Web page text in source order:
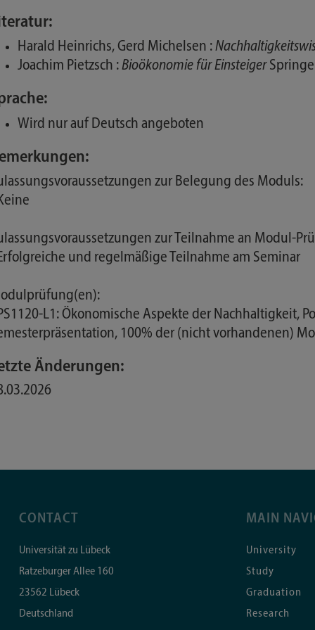
Harald Heinrichs, Gerd Michelsen :
Joachim Pietzsch :Bioökonomie für Einsteiger
Wird nur auf Deutsch angeboten
zur Belegung des Moduls:
zur Teilnahme an Modul-
und regelmäßige Teilnahme am Seminar
L1: Ökonomische Aspekte der Nachhaltigkeit,
100% der (nicht vorhandenen)
Änderungen:
CONTACT
Universität zu Lübeck
Ratzeburger Allee 160
23562 Lübeck
Deutschland
MAIN
University
Study
Graduation
Research